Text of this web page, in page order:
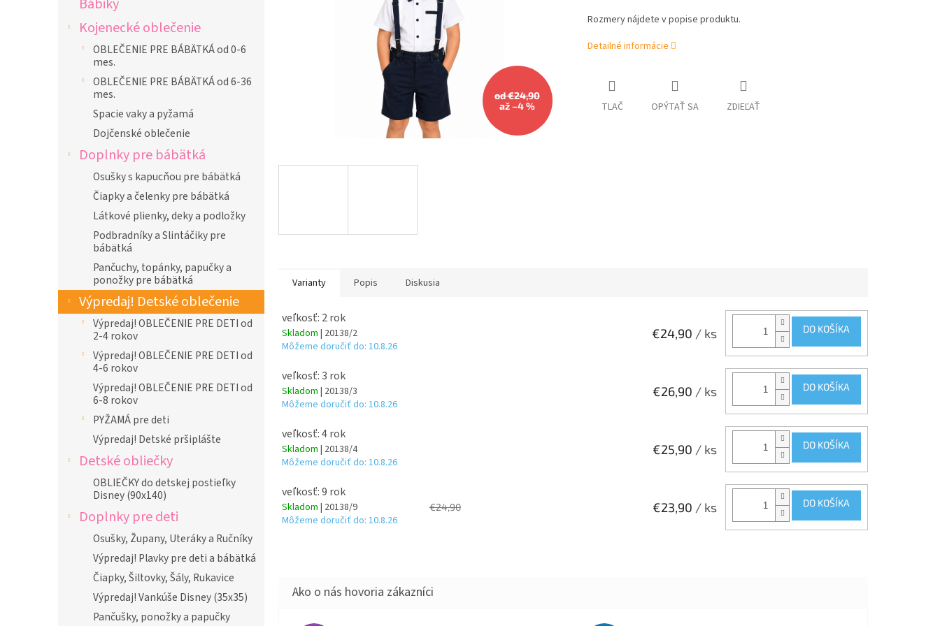
Kojenecké oblečenie
OBLEČENIE PRE BÁBÄTKÁ od 0-6
mes.
OBLEČENIE PRE BÁBÄTKÁ od 6-36
mes.
Spacie vaky a pyžamá
Dojčenské oblečenie
Doplnky pre bábätká
Osušky s kapucňou pre bábätká
Čiapky a čelenky pre bábätká
Látkové plienky, deky a podložky
Podbradníky a Slintáčiky pre
bábätká
Pančuchy, topánky, papučky a
ponožky pre bábätká
Výpredaj! Detské oblečenie
Výpredaj! OBLEČENIE PRE DETI od
2-4 rokov
Výpredaj! OBLEČENIE PRE DETI od
4-6 rokov
Výpredaj! OBLEČENIE PRE DETI od
6-8 rokov
PYŽAMÁ pre deti
Výpredaj! Detské pršiplášte
Detské obliečky
OBLIEČKY do detskej postieľky
Disney (90x140)
Doplnky pre deti
Osušky, Župany, Uteráky a Ručníky
Výpredaj! Plavky pre deti a bábätká
Čiapky, Šiltovky, Šály, Rukavice
Výpredaj! Vankúše Disney (35x35)
Pančušky, ponožky a papučky
od €24,90
až –4 %
Rozmery nájdete v popise produktu.
Detailné informácie
TLAČ OPÝTAŤ SA ZDIEĽAŤ
Varianty Popis Diskusia
veľkosť: 2 rok
Skladom | 20138/2
Môžeme doručiť do: 10.8.26
€24,90 / ks DO KOŠÍKA
veľkosť: 3 rok
Skladom | 20138/3
Môžeme doručiť do: 10.8.26
€26,90 / ks DO KOŠÍKA
veľkosť: 4 rok
Skladom | 20138/4
Môžeme doručiť do: 10.8.26
€25,90 / ks DO KOŠÍKA
veľkosť: 9 rok
Skladom | 20138/9
Môžeme doručiť do: 10.8.26
€24,90 €23,90 / ks DO KOŠÍKA